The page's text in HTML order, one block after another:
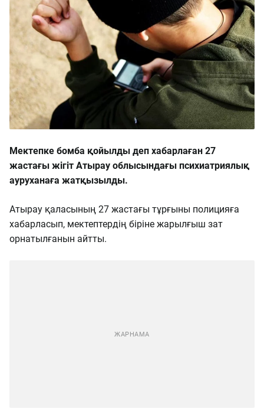
Мектепке бомба қойылды деп хабарлаған 27
жастағы жігіт Атырау облысындағы психиатриялық
ауруханаға жатқызылды.
Атырау қаласының 27 жастағы тұрғыны полицияға
хабарласып, мектептердің біріне жарылғыш зат
орнатылғанын айтты.